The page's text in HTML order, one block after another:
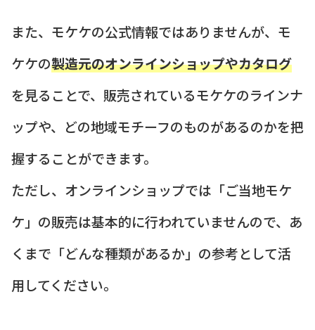
また、モケケの公式情報ではありませんが、モ
ケケの製造元のオンラインショップやカタログ
を見ることで、販売されているモケケのラインナ
ップや、どの地域モチーフのものがあるのかを把
握することができます。
ただし、オンラインショップでは「ご当地モケ
ケ」の販売は基本的に行われていませんので、あ
くまで「どんな種類があるか」の参考として活
用してください。